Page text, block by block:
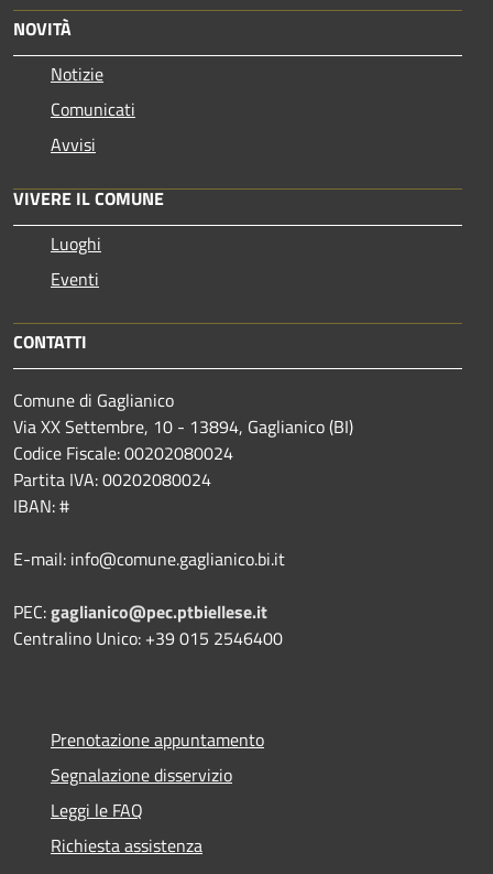
NOVITÀ
Notizie
Comunicati
Avvisi
VIVERE IL COMUNE
Luoghi
Eventi
CONTATTI
Comune di Gaglianico
Via XX Settembre, 10 - 13894, Gaglianico (BI)
Codice Fiscale: 00202080024
Partita IVA: 00202080024
IBAN: #
E-mail: info@comune.gaglianico.bi.it
PEC:gaglianico@pec.ptbiellese.it
Centralino Unico: +39 015 2546400
Prenotazione appuntamento
Segnalazione disservizio
Leggi le FAQ
Richiesta assistenza